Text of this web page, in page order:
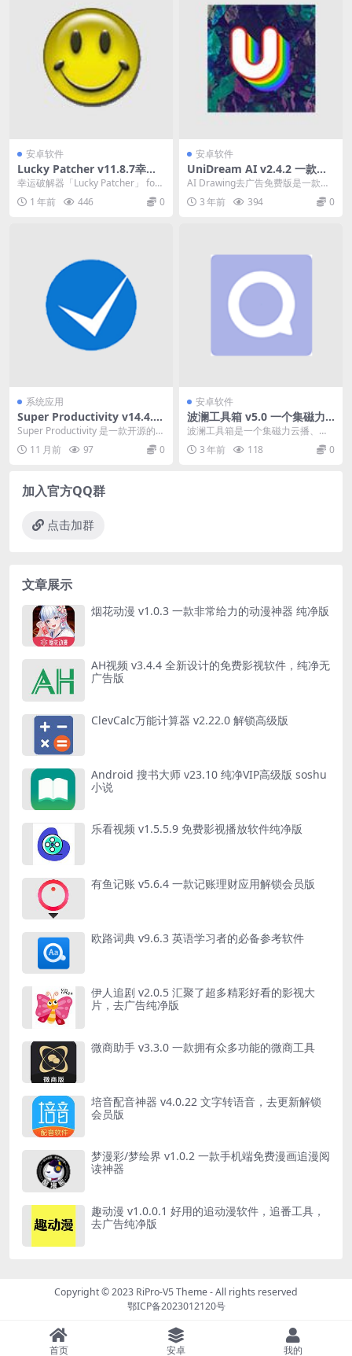
安卓软件
Lucky Patcher v11.8.7幸运
破解器，通用APP去广告破解
神器，最新版
幸运破解器「Lucky Patcher」 for
Android 是一款出自俄罗...
1 年前 446 0
安卓软件
UniDream AI v2.4.2 一款玩
法非常丰富的AI绘画软件
AI Drawing去广告免费版是一款玩
法非常丰富的AI绘画软件。它提供
多样简单...
3 年前 394 0
系统应用
Super Productivity v14.4.0
任务时间管理软件中文绿色版
Super Productivity 是一款开源的任
务和时间管理软件，旨在帮助用...
11 月前 97 0
安卓软件
波澜工具箱 v5.0 一个集磁力
云播、下载，AI翻译、文字识
别等功能工具箱，清爽版
波澜工具箱是一个集磁力云播、磁
力下载、投屏辅助、直播源校验、A
I翻译、OCR文字...
3 年前 118 0
加入官方QQ群
点击加群
文章展示
烟花动漫 v1.0.3 一款非常给力的动漫神器 纯净版
AH视频 v3.4.4 全新设计的免费影视软件，纯净无
广告版
ClevCalc万能计算器 v2.22.0 解锁高级版
Android 搜书大师 v23.10 纯净VIP高级版 soshu
小说
乐看视频 v1.5.5.9 免费影视播放软件纯净版
有鱼记账 v5.6.4 一款记账理财应用解锁会员版
欧路词典 v9.6.3 英语学习者的必备参考软件
伊人追剧 v2.0.5 汇聚了超多精彩好看的影视大
片，去广告纯净版
微商助手 v3.3.0 一款拥有众多功能的微商工具
培音配音神器 v4.0.22 文字转语音，去更新解锁
会员版
梦漫彩/梦绘界 v1.0.2 一款手机端免费漫画追漫阅
读神器
趣动漫 v1.0.0.1 好用的追动漫软件，追番工具，
去广告纯净版
Copyright © 2023 RiPro-V5 Theme- All rights reserved
鄂ICP备2023012120号
首页 安卓 我的